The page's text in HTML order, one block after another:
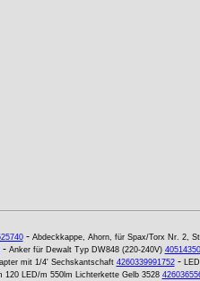
- Abdeckkappe, Ahorn, für Spax/Torx Nr. 2,
- Anker für Dewalt Typ DW848 (220-240V)
mit 1/4' Sechskantschaft 4260339991752-
120 LED/m 550lm Lichterkette Gelb 3528